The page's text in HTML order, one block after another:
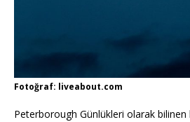
Fotoğraf: liveabout.com
Peterborough Günlükleri olarak bilinen